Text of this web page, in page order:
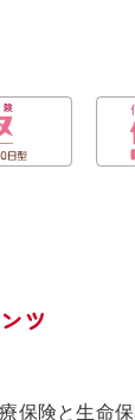
ツ
保険と生命